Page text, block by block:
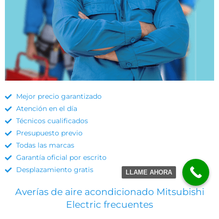
Mejor precio garantizado
Atención en el día
Técnicos cualificados
Presupuesto previo
Todas las marcas
Garantía oficial por escrito
Desplazamiento gratis
Averías de aire acondicionado Mitsubishi
Electric frecuentes
LLAME AHORA